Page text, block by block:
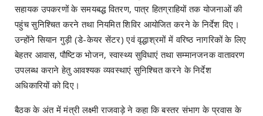
सहायक उपकरणों के समयबद्ध वितरण, पात्र हितग्राहियों तक योजनाओं की
पहुंच सुनिश्चित करने तथा नियमित शिविर आयोजित करने के निर्देश दिए।
उन्होंने सियान गुड़ी (डे-केयर सेंटर) एवं वृद्धाश्रमों में वरिष्ठ नागरिकों के लिए
बेहतर आवास, पौष्टिक भोजन, स्वास्थ्य सुविधाएं तथा सम्मानजनक वातावरण
उपलब्ध कराने हेतु आवश्यक व्यवस्थाएं सुनिश्चित करने के निर्देश
अधिकारियों को दिए।
बैठक के अंत में मंत्री लक्ष्मी राजवाड़े ने कहा कि बस्तर संभाग के प्रवास के